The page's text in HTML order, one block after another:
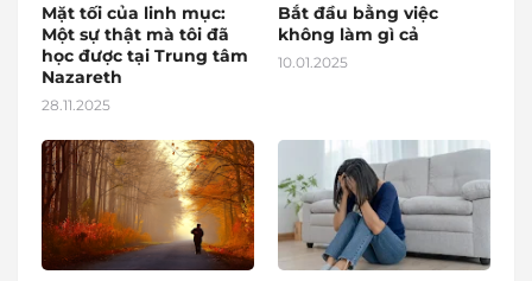
Mặt tối của linh mục:
Một sự thật mà tôi đã
học được tại Trung tâm
Nazareth
28.11.2025
Bắt đầu bằng việc
không làm gì cả
10.01.2025